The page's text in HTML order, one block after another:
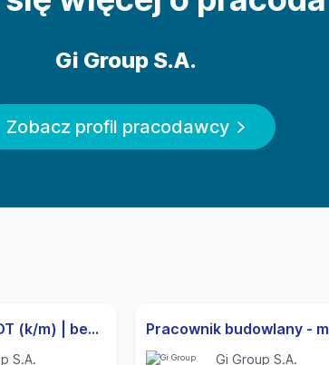
Gi Group S.A.
Zobacz profil pracodawcy
Magazynier z UDT (k/m) | bezpłatny transport
S.A.
Gi Group S.A.